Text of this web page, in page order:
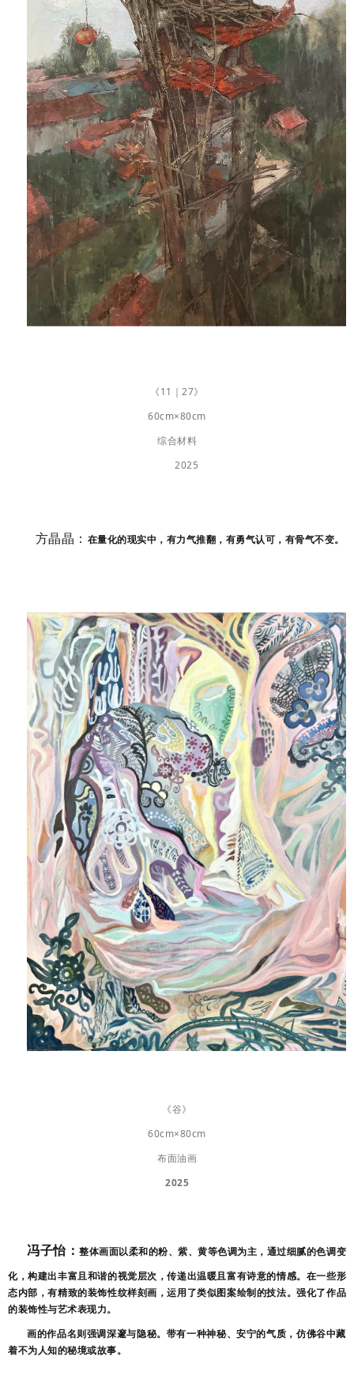
《11｜27》
60cm×80cm
综合材料
2025
方晶晶： 在量化的现实中，有力气推翻，有勇气认可，有骨气不变。
《谷》
60cm×80cm
布面油画
2025
冯子怡：整体画面以柔和的粉、紫、黄等色调为主，通过细腻的色调变
化，构建出丰富且和谐的视觉层次，传递出温暖且富有诗意的情感。在一些形
态内部，有精致的装饰性纹样刻画，运用了类似图案绘制的技法。强化了作品
的装饰性与艺术表现力。
画的作品名则强调深邃与隐秘。带有一种神秘、安宁的气质，仿佛谷中藏
着不为人知的秘境或故事。